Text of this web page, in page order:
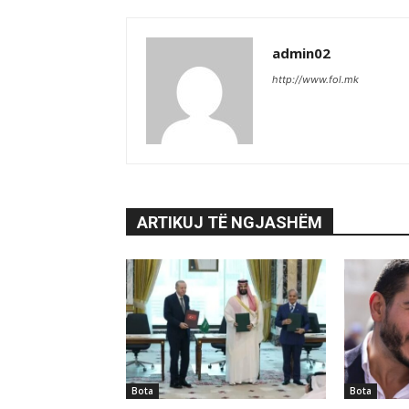
admin02
http://www.fol.mk
ARTIKUJ TË NGJASHËM
Bota Bota